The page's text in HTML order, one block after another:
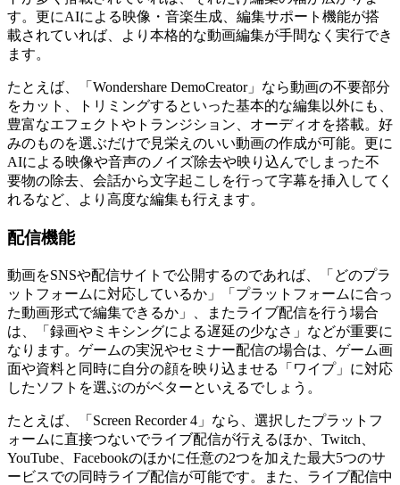
す。更にAIによる映像・音楽生成、編集サポート機能が搭
載されていれば、より本格的な動画編集が手間なく実行でき
ます。
たとえば、「Wondershare DemoCreator」なら動画の不要部分
をカット、トリミングするといった基本的な編集以外にも、
豊富なエフェクトやトランジション、オーディオを搭載。好
みのものを選ぶだけで見栄えのいい動画の作成が可能。更に
AIによる映像や音声のノイズ除去や映り込んでしまった不
要物の除去、会話から文字起こしを行って字幕を挿入してく
れるなど、より高度な編集も行えます。
配信機能
動画をSNSや配信サイトで公開するのであれば、「どのプラ
ットフォームに対応しているか」「プラットフォームに合っ
た動画形式で編集できるか」、またライブ配信を行う場合
は、「録画やミキシングによる遅延の少なさ」などが重要に
なります。ゲームの実況やセミナー配信の場合は、ゲーム画
面や資料と同時に自分の顔を映り込ませる「ワイプ」に対応
したソフトを選ぶのがベターといえるでしょう。
たとえば、「Screen Recorder 4」なら、選択したプラットフ
ォームに直接つないでライブ配信が行えるほか、Twitch、
YouTube、Facebookのほかに任意の2つを加えた最大5つのサ
ービスでの同時ライブ配信が可能です。また、ライブ配信中